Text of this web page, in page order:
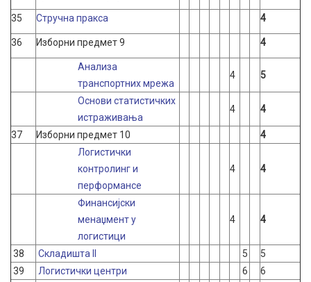
35 Стручна пракса 4
36 Изборни предмет 9 4
Анализа
транспортних мрежа
4 5
Основи статистичких
истраживања
4 4
37 Изборни предмет 10
4
Логистички
контролинг и
перформансе
4 4
Финансијски
менаџмент у
логистици
4 4
38 Складишта II 5
5
39
Логистички центри 6
6